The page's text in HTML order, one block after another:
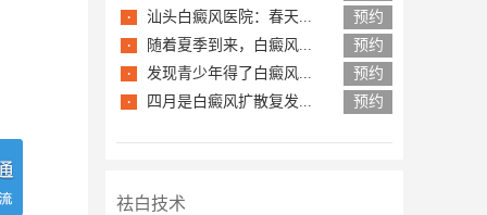
· 汕头白癜风医院：春天... 预约
· 随着夏季到来，白癜风... 预约
· 发现青少年得了白癜风... 预约
· 四月是白癜风扩散复发... 预约
祛白技术